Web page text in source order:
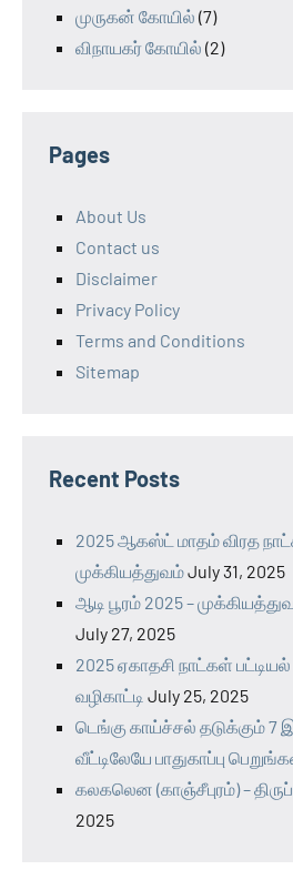
முருகன் கோயில் (7)
விநாயகர் கோயில் (2)
Pages
About Us
Contact us
Disclaimer
Privacy Policy
Terms and Conditions
Sitemap
Recent Posts
2025 ஆகஸ்ட் மாதம் விரத
முக்கியத்துவம்July 31, 2025
ஆடி பூரம் 2025 –
July 27, 2025
2025 ஏகாதசி நாட்கள்
வழிகாட்டி July 25, 2025
டெங்கு காய்ச்சல் தடுக்கும் 7
வீட்டிலேயே பாதுகாப்பு
கலகலென (காஞ்சீபுரம்) –
2025